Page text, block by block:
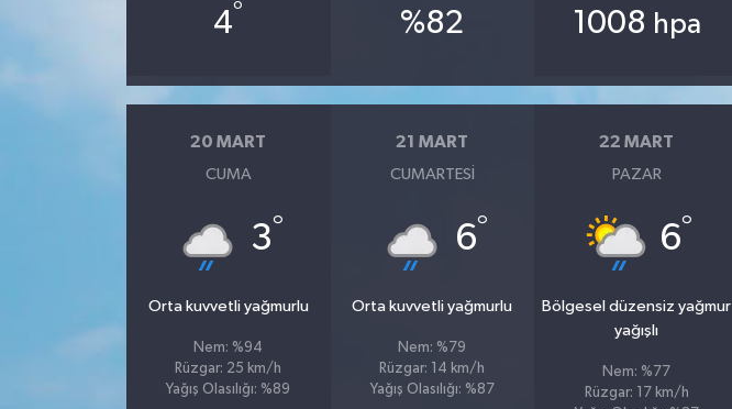
4° %82 1008 hpa
20 MART
CUMA
3°
Orta kuvvetli yağmurlu
Nem: %94
Rüzgar: 25 km/h
Yağış Olasılığı: %89
21 MART
CUMARTESI
6°
Orta kuvvetli yağmurlu
Nem: %79
Rüzgar: 14 km/h
Yağış Olasılığı: %87
22 MART
PAZAR
6°
Bölgesel düzensiz yağmur
yağışlı
Nem: %77
Rüzgar: 17 km/h